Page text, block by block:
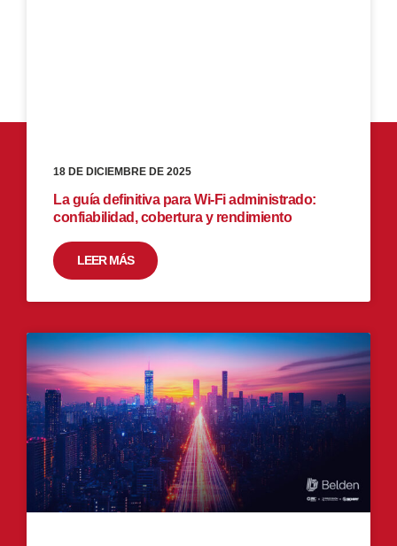
La guía definitiva para Wi-Fi administrado:
confiabilidad, cobertura y rendimiento
LEER MÁS
18 DE DICIEMBRE DE 2025